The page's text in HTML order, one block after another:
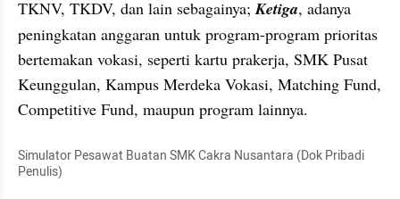
TKNV, TKDV, dan lain sebagainya; Ketiga, adanya
peningkatan anggaran untuk program-program prioritas
bertemakan vokasi, seperti kartu prakerja, SMK Pusat
Keunggulan, Kampus Merdeka Vokasi, Matching Fund,
Competitive Fund, maupun program lainnya.
Simulator Pesawat Buatan SMK Cakra Nusantara (Dok Pribadi
Penulis)